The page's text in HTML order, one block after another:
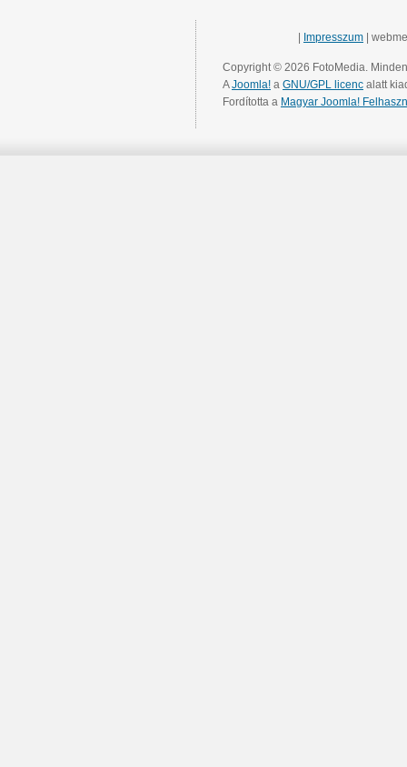
Impresszum |
Copyright © 2026 FotoMedia.
AJoomla! a GNU/GPL licenc alatt
Fordította a Magyar Joomla!